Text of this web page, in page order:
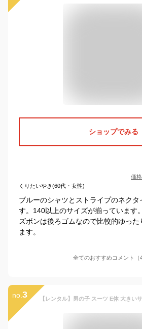
ショップでみる
価
くりたいやき(60代・女性)
ブルーのシャツとストライプのネク
す。140以上のサイズが揃っています
ズボンは後ろゴムなので比較的ゆっ
ます。
全てのおすすめコメント（4
no. 3